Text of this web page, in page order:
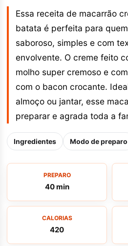
Essa receita de macarrão
batata é perfeita para
saboroso, simples e com
envolvente. O creme feito
molho super cremoso e
com o bacon crocante.
almoço ou jantar, esse
preparar e agrada toda a
Ingredientes Modo de preparo
PREPARO
40 min
CALORIAS
420